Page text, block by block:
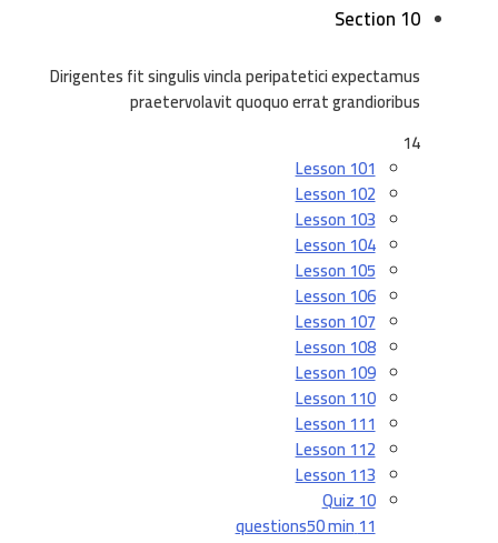
Section 10
Dirigentes fit singulis vincla peripatetici expectamus
praetervolavit quoquo errat grandioribus
14
Lesson 101
Lesson 102
Lesson 103
Lesson 104
Lesson 105
Lesson 106
Lesson 107
Lesson 108
Lesson 109
Lesson 110
Lesson 111
Lesson 112
Lesson 113
Quiz 10
11 questions
50 min